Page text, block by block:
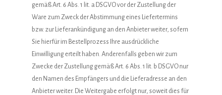
gemäß Art. 6 Abs. 1 lit. a DSGVO vor der Zustellung der
Ware zum Zweck der Abstimmung eines Liefertermins
bzw. zur Lieferankündigung an den Anbieter weiter, sofern
Sie hierfür im Bestellprozess Ihre ausdrückliche
Einwilligung erteilt haben. Anderenfalls geben wir zum
Zwecke der Zustellung gemäß Art. 6 Abs. 1 lit. b DSGVO nur
den Namen des Empfängers und die Lieferadresse an den
Anbieter weiter. Die Weitergabe erfolgt nur, soweit dies für